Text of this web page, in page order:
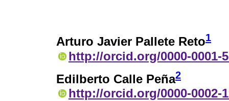
Arturo Javier Pallete Reto1
http://orcid.org/0000-0001-
Edilberto Calle Peña2
http://orcid.org/0000-0002-